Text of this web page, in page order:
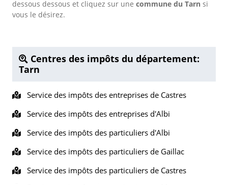
dessous dessous et cliquez sur une commune du Tarn si
vous le désirez.
Centres des impôts du département:
Tarn
Service des impôts des entreprises de Castres
Service des impôts des entreprises d'Albi
Service des impôts des particuliers d'Albi
Service des impôts des particuliers de Gaillac
Service des impôts des particuliers de Castres